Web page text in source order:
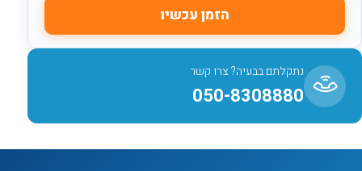
הזמן עכשיו
נתקלתם בבעיה? צרו קשר
050-8308880